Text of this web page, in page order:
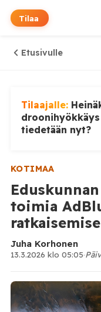
Tilaa
Etusivulle
Tilaajalle:
tiedetään nyt?
KOTIMAA
toimia
Juha Korhonen
13.3.2026 klo 05:05·